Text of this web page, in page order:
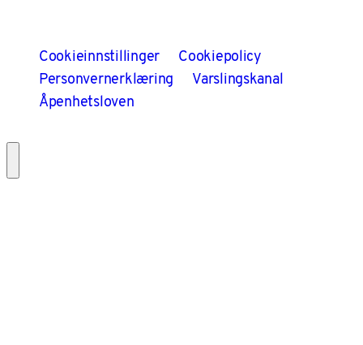
Cookieinnstillinger
Cookiepolicy
Personvernerklæring
Varslingskanal
Åpenhetsloven